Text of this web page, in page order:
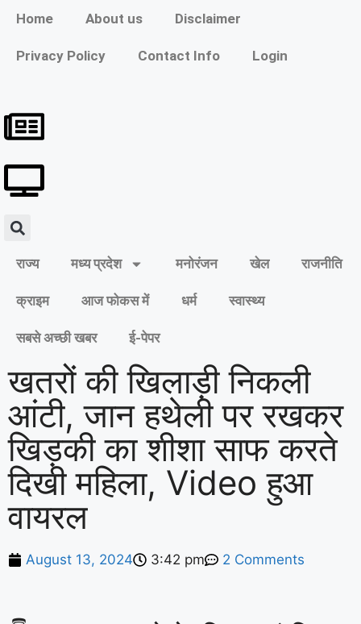
Home About us Disclaimer
Privacy Policy Contact Info Login
राज्य मध्य प्रदेश मनोरंजन खेल राजनीति
क्राइम आज फोकस में धर्म स्वास्थ्य
सबसे अच्छी खबर ई-पेपर
खतरों की खिलाड़ी निकली
आंटी, जान हथेली पर रखकर
खिड़की का शीशा साफ करते
दिखी महिला, Video हुआ
वायरल
August 13, 2024 3:42 pm 2 Comments